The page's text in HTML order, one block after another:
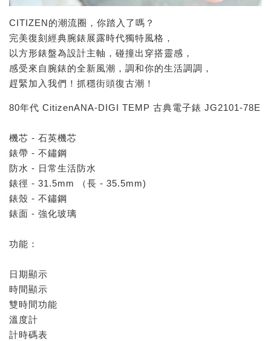
CITIZEN的潮流圈，你踏入了嗎？
完美復刻經典腕錶展露時代獨特風格，
以方形錶盤為設計主軸，碰撞出穿搭靈感，
感受來自腕錶的全新風潮，調和你的生活調調，
趕緊加入我們！抓穩街頭復古潮！
80年代 CitizenANA-DIGI TEMP 古典電子錶 JG2101-78E
機芯 - 石英機芯
錶帶 - 不鏽鋼
防水 - 日常生活防水
錶徑 - 31.5mm （長 - 35.5mm)
錶殼 - 不鏽鋼
錶面 - 強化玻璃
功能：
日期顯示
時間顯示
雙時間功能
溫度計
計時碼表